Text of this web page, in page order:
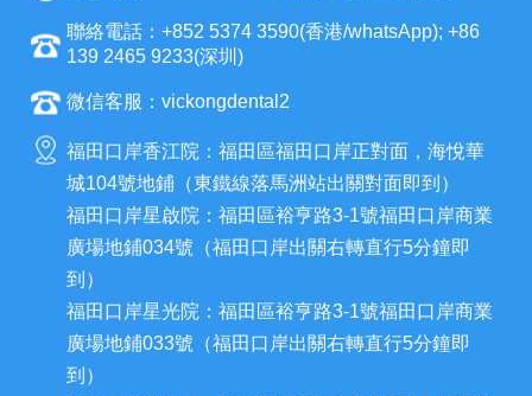
聯絡電話：+852 5374 3590(香港/whatsApp); +86
139 2465 9233(深圳)
微信客服：vickongdental2
福田口岸香江院：福田區福田口岸正對面，海悅華
城104號地鋪（東鐵線落馬洲站出關對面即到）
福田口岸星啟院：福田區裕亨路3-1號福田口岸商業
廣場地鋪034號（福田口岸出關右轉直行5分鐘即
到）
福田口岸星光院：福田區裕亨路3-1號福田口岸商業
廣場地鋪033號（福田口岸出關右轉直行5分鐘即
到）